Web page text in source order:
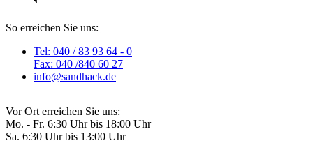
So erreichen Sie uns:
Tel: 040 / 83 93 64 - 0
Fax: 040 /840 60 27
info@sandhack.de
Vor Ort erreichen Sie uns:
Mo. - Fr. 6:30 Uhr bis 18:00 Uhr
Sa. 6:30 Uhr bis 13:00 Uhr